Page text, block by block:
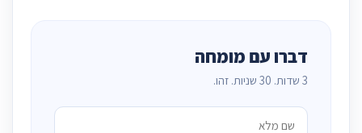
דברו עם מומחה
3 שדות. 30 שניות. זהו.